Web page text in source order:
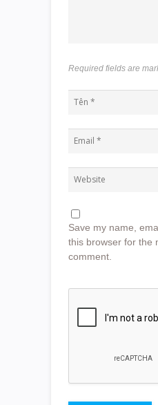
Required fields are
Save my name,
this browser for the
comment.